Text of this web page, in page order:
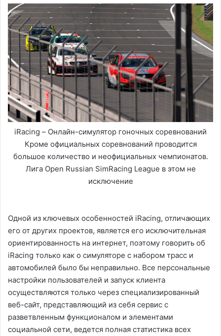
iRacing – Онлайн-симулятор гоночных соревнований
Кроме официальных соревнований проводится
большое количество и неофициальных чемпионатов.
Лига Open Russian SimRacing League в этом не
исключение
Одной из ключевых особенностей iRacing, отличающих
его от других проектов, является его исключительная
ориентированность на интернет, поэтому говорить об
iRacing только как о симуляторе с набором трасс и
автомобилей было бы неправильно. Все персональные
настройки пользователей и запуск клиента
осуществляются только через специализированный
веб-сайт, представляющий из себя сервис с
разветвленным функционалом и элементами
социальной сети, ведется полная статистика всех